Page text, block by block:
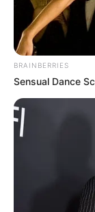
Kleinstadt
Johann
Weitere
Hier geht
BRAINBERRIES
Sensual Dance